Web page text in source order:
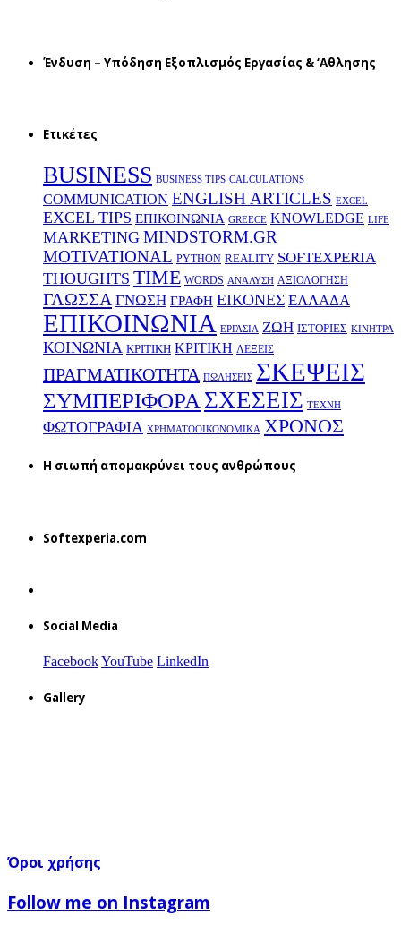
Ένδυση – Υπόδηση Εξοπλισμός Εργασίας & ‘Aθλησης
Ετικέτες
BUSINESS BUSINESS TIPS CALCULATIONS
COMMUNICATION ENGLISH ARTICLES EXCEL
EXCEL TIPS EΠΙΚΟΙΝΩΝΙΑ GREECE KNOWLEDGE LIFE
MARKETING MINDSTORM.GR
MOTIVATIONAL PYTHON REALITY SOFTEXPERIA
THOUGHTS TIME WORDS ΑΝΑΛΥΣΗ ΑΞΙΟΛΟΓΗΣΗ
ΓΛΩΣΣΑ ΓΝΩΣΗ ΓΡΑΦΗ ΕΙΚΟΝΕΣ ΕΛΛΑΔΑ
ΕΠΙΚΟΙΝΩΝΙΑ ΕΡΓΑΣΙΑ ΖΩΗ ΙΣΤΟΡΙΕΣ ΚΙΝΗΤΡΑ
ΚΟΙΝΩΝΙΑ ΚΡΙΤΙΚΗ ΚΡΙΤΙΚΗ ΛΕΞΕΙΣ
ΠΡΑΓΜΑΤΙΚΟΤΗΤΑ ΠΩΛΗΣΕΙΣ ΣΚΕΨΕΙΣ
ΣΥΜΠΕΡΙΦΟΡΑΣΧΕΣΕΙΣ ΤΕΧΝΗ
ΦΩΤΟΓΡΑΦΙΑ ΧΡΗΜΑΤΟΟΙΚΟΝΟΜΙΚΑ ΧΡΟΝΟΣ
H σιωπή απομακρύνει τους ανθρώπους
Softexperia.com
Social Media
FacebookYouTube LinkedIn
Gallery
Όροι χρήσης
Follow me on Instagram